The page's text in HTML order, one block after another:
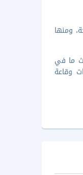
ومنها
لإقامة حدث ما في
قاعة مؤتمرات وقاعة